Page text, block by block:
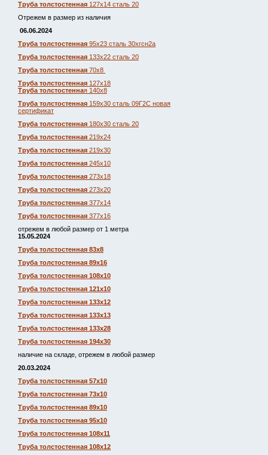
Труба толстостенная 127х14 сталь 20
Отрежем в размер из наличия
06.06.2024
Труба толстостенная 95х23 сталь 30хгсн2а
Труба толстостенная 133х22 сталь 20
Труба толстостенная 70х8
Труба толстостенная 127х18
Труба толстостенная 140х8
Труба толстостенная 159х30 сталь 09Г2С новая
сертификат
Труба толстостенная 180х30 сталь 20
Труба толстостенная 219х24
Труба толстостенная 219х30
Труба толстостенная 245х10
Труба толстостенная 273х18
Труба толстостенная 273х20
Труба толстостенная 377х14
Труба толстостенная 377х16
отрежем в любой размер от 1 метра
15.05.2024
Труба толстостенная 83х8
Труба толстостенная 89х16
Труба толстостенная 108х10
Труба толстостенная 121х10
Труба толстостенная 133х12
Труба толстостенная 133х13
Труба толстостенная 133х28
Труба толстостенная 194х30
наличие на складе, отрежем в любой размер
20.03.2024
Труба толстостенная 57х10
Труба толстостенная 73х10
Труба толстостенная 89х10
Труба толстостенная 95х10
Труба толстостенная 108х11
Труба толстостенная 108х12